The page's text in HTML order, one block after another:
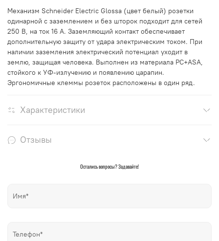
Механизм Schneider Electric Glossa (цвет белый) розетки
одинарной с заземлением и без шторок подходит для сетей
250 В, на ток 16 А. Заземляющий контакт обеспечивает
дополнительную защиту от удара электрическим током. При
наличии заземления электрический потенциал уходит в
землю, защищая человека. Выполнен из материала PС+ASA,
стойкого к УФ-излучению и появлению царапин.
Эргономичные клеммы розеток расположены в один ряд.
Характеристики
Отзывы
Остались вопросы? Задавайте!